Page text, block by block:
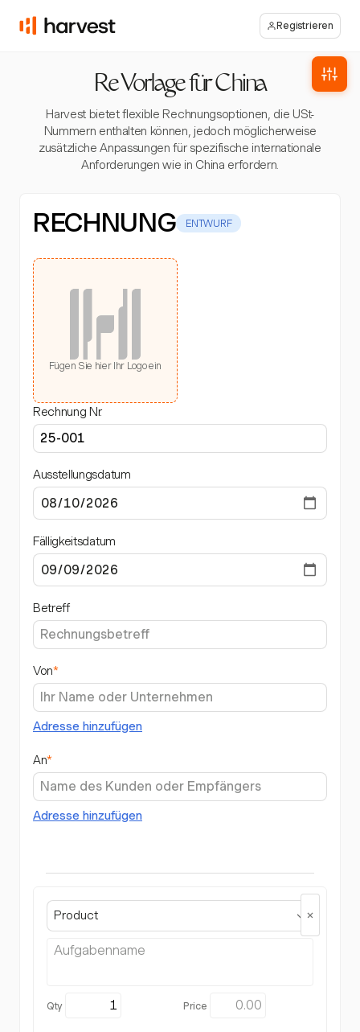
Registrieren
Re Vorlage für China
Harvest bietet flexible Rechnungsoptionen, die USt-
Nummern enthalten können, jedoch möglicherweise
zusätzliche Anpassungen für spezifische internationale
Anforderungen wie in China erfordern.
RECHNUNG ENTWURF
Fügen Sie hier Ihr Logo ein
Rechnung Nr.
Ausstellungsdatum
Fälligkeitsdatum
Betreff
Von*
Adresse hinzufügen
An*
Adresse hinzufügen
Product